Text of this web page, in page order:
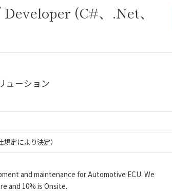
(C#、.Net、
ューション
定により決定）
and maintenance for Automotive ECU. We
and 10% is Onsite.